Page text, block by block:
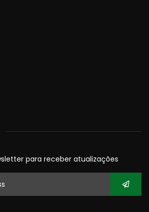
para receber atualizações